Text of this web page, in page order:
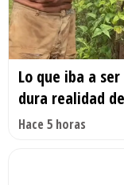
Lo que iba a
dura realidad
Hace 5 horas